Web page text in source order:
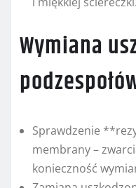
Wymiana
Sprawdzenie
membrany –
konieczność